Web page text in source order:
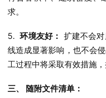
求。
5. 环境友好： 扩建不会
线造成显著影响，也不会
工过程中将采取有效措施
三、 随附文件清单：